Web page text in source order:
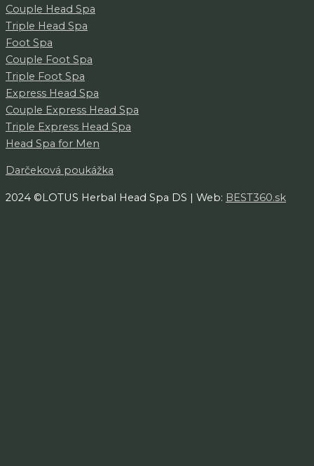
Couple Head Spa
Triple Head Spa
Foot Spa
Couple Foot Spa
Triple Foot Spa
Express Head Spa
Couple Express Head Spa
Triple Express Head Spa
Head Spa for Men
Darčeková poukážka
2024 ©LOTUS Herbal Head Spa DS | Web: BEST360.sk